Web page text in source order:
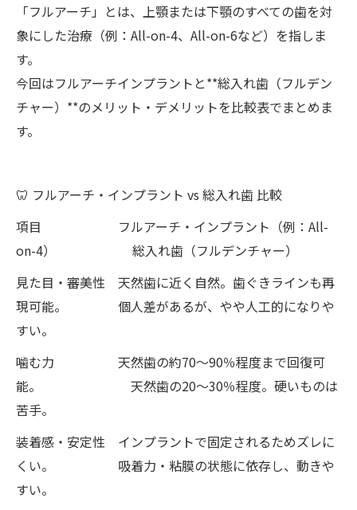
「フルアーチ」とは、上顎または下顎のすべての歯を対
象にした治療（例：All-on-4、All-on-6など）を指しま
す。
今回はフルアーチインプラントと**総入れ歯（フルデン
チャー）**のメリット・デメリットを比較表でまとめま
す。
🦷 フルアーチ・インプラント vs 総入れ歯 比較
項目 フルアーチ・インプラント（例：All-
on-4） 総入れ歯（フルデンチャー）
見た目・審美性 天然歯に近く自然。歯ぐきラインも再
現可能。 個人差があるが、やや人工的になりや
すい。
噛む力 天然歯の約70〜90％程度まで回復可
能。 天然歯の20〜30％程度。硬いものは
苦手。
装着感・安定性 インプラントで固定されるためズレに
くい。 吸着力・粘膜の状態に依存し、動きや
すい。